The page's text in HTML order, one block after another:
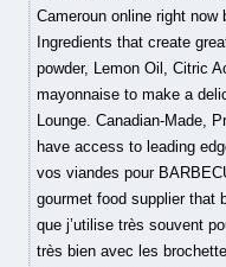
Cameroun online right
Ingredients that create
powder, Lemon Oil, Citric
mayonnaise to make a
Lounge. Canadian-Made,
have access to leading
vos viandes pour
gourmet food supplier that
que j’utilise très souvent
très bien avec les